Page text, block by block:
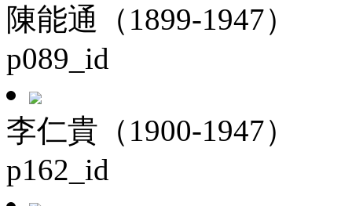
陳能通（1899-1947）
p089_id
李仁貴（1900-1947）
p162_id